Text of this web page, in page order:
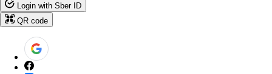
Login with Sber ID
QR code